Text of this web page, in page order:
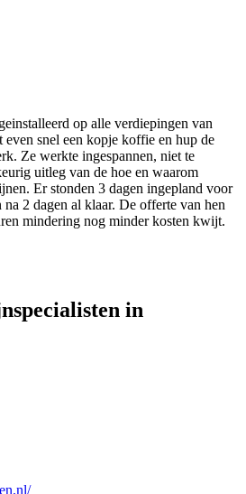
op alle verdiepingen van
snel een kopje koffie en hup de
Ze werkte ingespannen, niet te
uitleg van de hoe en waarom
Er stonden 3 dagen ingepland voor
na 2 dagen al klaar. De offerte van hen
mindering nog minder kosten kwijt.
in